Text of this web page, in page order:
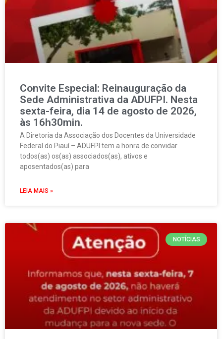
Convite Especial: Reinauguração da
Sede Administrativa da ADUFPI. Nesta
sexta-feira, dia 14 de agosto de 2026,
às 16h30min.
A Diretoria da Associação dos Docentes da Universidade
Federal do Piauí – ADUFPI tem a honra de convidar
todos(as) os(as) associados(as), ativos e
aposentados(as) para
LEIA MAIS »
NOTÍCIAS